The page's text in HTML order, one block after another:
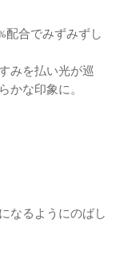
配合でみずみずし
みを払い光が巡
かな印象に。
なるようにのばし